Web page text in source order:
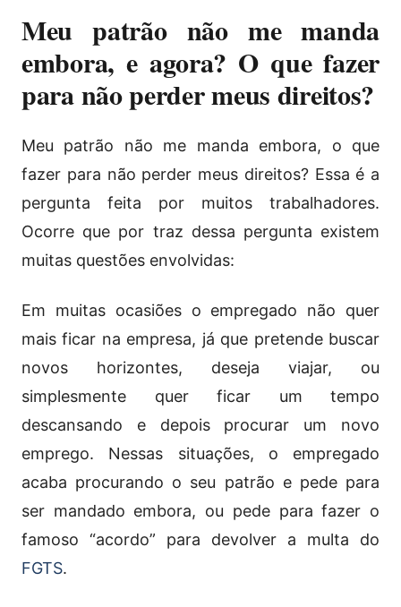
Meu patrão não me manda
embora, e agora? O que fazer
para não perder meus direitos?
Meu patrão não me manda embora, o que
fazer para não perder meus direitos? Essa é a
pergunta feita por muitos trabalhadores.
Ocorre que por traz dessa pergunta existem
muitas questões envolvidas:
Em muitas ocasiões o empregado não quer
mais ficar na empresa, já que pretende buscar
novos horizontes, deseja viajar, ou
simplesmente quer ficar um tempo
descansando e depois procurar um novo
emprego. Nessas situações, o empregado
acaba procurando o seu patrão e pede para
ser mandado embora, ou pede para fazer o
famoso “acordo” para devolver a multa do
FGTS.